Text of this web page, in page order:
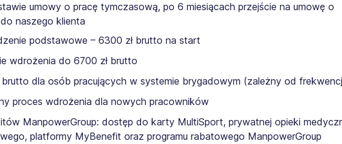
umowy o pracę tymczasową, po 6 miesiącach przejście na umowę o
naszego klienta
podstawowe – 6300 zł brutto na start
wdrożenia do 6700 zł brutto
dla osób pracujących w systemie brygadowym (zależny od
proces wdrożenia dla nowych pracowników
ManpowerGroup: dostęp do karty MultiSport, prywatnej opieki
platformy MyBenefit oraz programu rabatowego ManpowerGroup